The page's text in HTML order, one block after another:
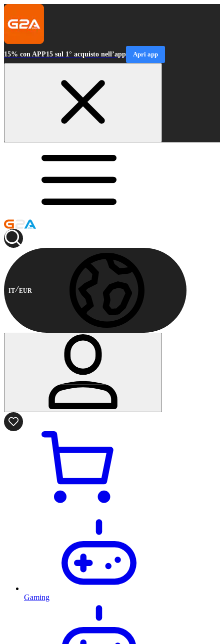
15% con APP15 sul 1° acquisto nell’app Apri app
IT EUR
Gaming